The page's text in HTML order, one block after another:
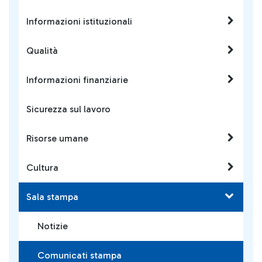
Informazioni istituzionali
Qualità
Informazioni finanziarie
Sicurezza sul lavoro
Risorse umane
Cultura
Sala stampa
Notizie
Comunicati stampa